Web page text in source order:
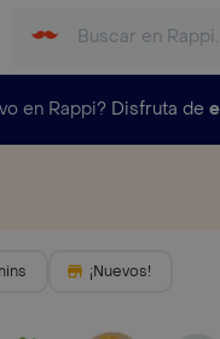
en Rappi? Disfruta de
¡Nuevos!